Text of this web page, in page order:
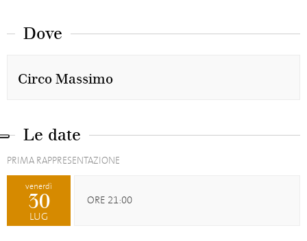
Dove
Circo Massimo
Le date
PRIMA RAPPRESENTAZIONE
venerdì
30
LUG
ORE 21:00